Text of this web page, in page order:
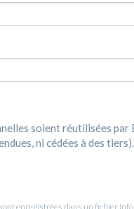
soient réutilisées
ni cédées à des tiers).
enregistrées dans un fichier